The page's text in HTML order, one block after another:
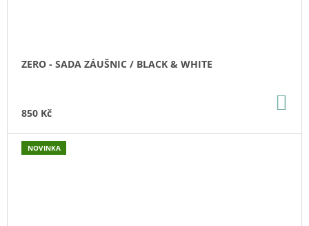
ZERO - SADA ZÁUŠNIC / BLACK & WHITE
850 Kč
NOVINKA